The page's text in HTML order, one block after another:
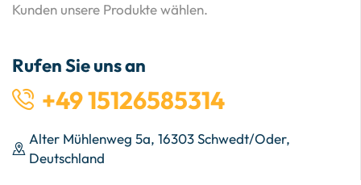
Kunden unsere Produkte wählen.
Rufen Sie uns an
+49 15126585314
Alter Mühlenweg 5a, 16303 Schwedt/Oder,
Deutschland